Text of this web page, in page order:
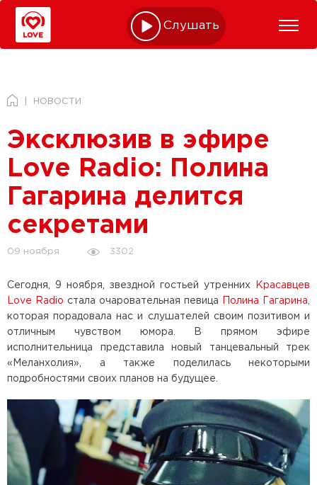
Слушать online
НОВОСТИ
Эксклюзив в эфире
Love Radio: Полина
Гагарина делится
секретами
09 ноября 3302
Сегодня, 9 ноября, звездной гостьей утренних
Красавцев
Love Radio стала очаровательная певица Полина Гагарина
которая порадовала нас и слушателей своим позитивом и
отличным чувством юмора. В прямом эфире
исполнительница представила новый танцевальный трек
«Меланхолия», а также поделилась некоторыми
подробностями своих планов на будущее.